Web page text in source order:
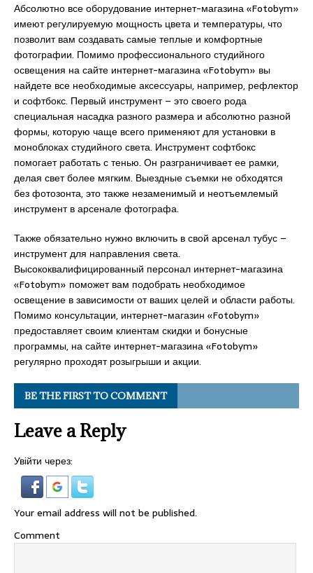
Абсолютно все оборудование интернет-магазина «Fotobym»
имеют регулируемую мощность цвета и температуры, что
позволит вам создавать самые теплые и комфортные
фотографии. Помимо профессионального студийного
освещения на сайте интернет-магазина «Fotobym» вы
найдете все необходимые аксессуары, например, рефлектор
и софтбокс. Первый инструмент – это своего рода
специальная насадка разного размера и абсолютно разной
формы, которую чаще всего применяют для установки в
моноблоках студийного света. Инструмент софтбокс
помогает работать с тенью. Он разграничивает ее рамки,
делая свет более мягким. Выездные съемки не обходятся
без фотозонта, это также незаменимый и неотъемлемый
инструмент в арсенале фотографа.
Также обязательно нужно включить в свой арсенал тубус –
инструмент для направления света.
Высококвалифицированный персонал интернет-магазина
«Fotobym» поможет вам подобрать необходимое
освещение в зависимости от ваших целей и области работы.
Помимо консультации, интернет-магазин «Fotobym»
предоставляет своим клиентам скидки и бонусные
программы, на сайте интернет-магазина «Fotobym»
регулярно проходят розыгрыши и акции.
BE THE FIRST TO COMMENT
Leave a Reply
Увійти через:
Your email address will not be published.
Comment